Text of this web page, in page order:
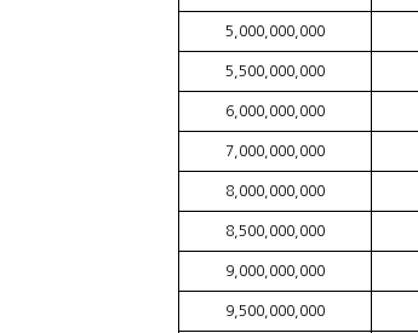
5,000,000,000
5,500,000,000
6,000,000,000
7,000,000,000
8,000,000,000
8,500,000,000
9,000,000,000
9,500,000,000